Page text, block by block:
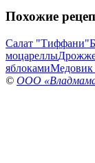
Похожие
Салат "Тиффани"
моцареллы
яблокамиМедовик
© ООО